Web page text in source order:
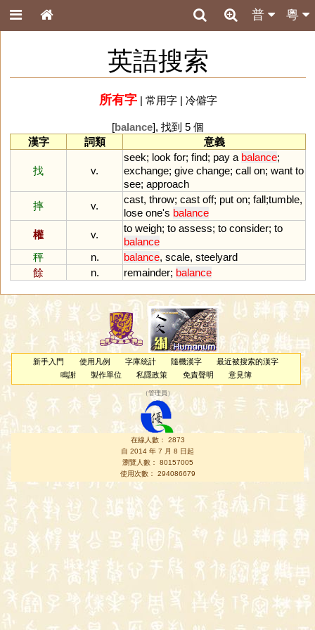
粵
普
英語搜索
所有字| 常用字| 冷僻字
[balance], 找到 5 個
漢字
詞類 意義
找 v.
seek; look for; find; pay a balance;
exchange; give change; call on; want to
see; approach
摔
v.
cast, throw; cast off; put on; fall;tumble,
lose one's balance
權
v.
to weigh; to assess; to consider; to
balance
秤
n. balance, scale, steelyard
餘
n. remainder; balance
新手入門 使用凡例 字庫統計 隨機漢字
最近被搜索的漢字
鳴謝
製作單位 私隱政策 免責聲明 意見簿
（管理員 ）
在線人數： 2873
自 2014 年 7 月 8 日起
瀏覽人數： 80157005
使用次數： 294086679